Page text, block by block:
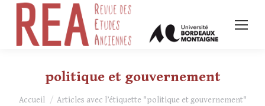
politique et gouvernement
Vous êtes ici :
Accueil Articles avec l’étiquette "politique et gouvernement"